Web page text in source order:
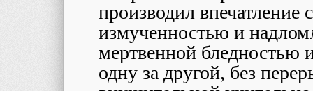
производил впечатление
измученностью и
мертвенной бледностью
одну за другой, без